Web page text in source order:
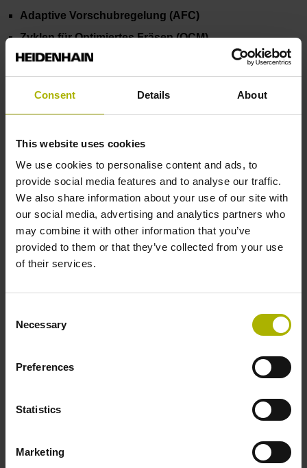
Consent Details About
This website uses cookies
We use cookies to personalise content and ads, to
provide social media features and to analyse our traffic.
We also share information about your use of our site with
our social media, advertising and analytics partners who
may combine it with other information that you’ve
provided to them or that they’ve collected from your use
of their services.
Selection
Necessary
Preferences
Statistics
Marketing
Adaptive Vorschubregelung (AFC)
Zyklen für Optimiertes Fräsen (OCM)
Seriennummer gravieren
Tastsystemzyklen
Gewinde und Spirale
课程目标
Die Schulungsteilnehmer erweitern und vertiefen ihre
Kenntnisse in den einzelnen Themenbereichen bei der
目标群体
CNC-Ausbilder
Programmiererfahrung auf Basiskurs-Niveau